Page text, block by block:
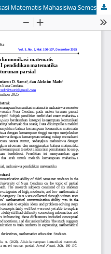
Analisis Kemampuan Komunikasi Matematis Mahasisiwa Semester III Pendidikan Matematika Pada Materi Turunan Parsial